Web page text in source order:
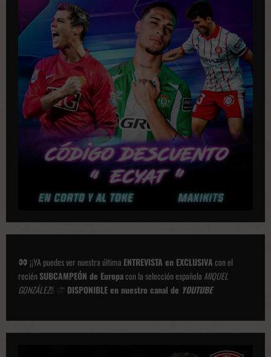
¡¡YA puedes ver nuestra última ENTREVISTA en EXCLUSIVAcon el
reciénSUBCAMPEÓN de Europacon la selección española MIQUEL
GONZÁLEZ!! DISPONIBLE en nuestro canal de YOUTUBE